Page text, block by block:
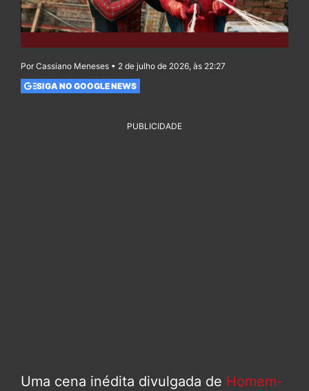
Por Cassiano Meneses • 2 de julho de 2026, às 22:27
SIGA NO GOOGLE NEWS
PUBLICIDADE
Uma cena inédita divulgada de Homem-